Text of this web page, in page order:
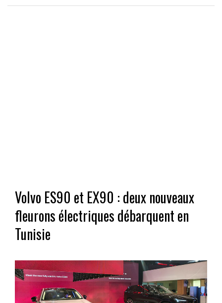
Volvo ES90 et EX90 : deux nouveaux
fleurons électriques débarquent en
Tunisie